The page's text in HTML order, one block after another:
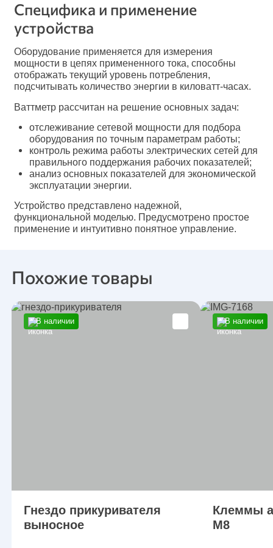
Специфика и применение
устройства
Оборудование применяется для измерения
мощности в цепях примененного тока, способны
отображать текущий уровень потребления,
подсчитывать количество энергии в киловатт-часах.
Ваттметр рассчитан на решение основных задач:
отслеживание сетевой мощности для подбора
оборудования по точным параметрам работы;
контроль режима работы электрических сетей для
правильного поддержания рабочих показателей;
анализ основных показателей для экономической
эксплуатации энергии.
Устройство представлено надежной,
функциональной моделью. Предусмотрено простое
применение и интуитивно понятное управление.
Похожие товары
В наличии
Гнездо прикуривателя
выносное
В наличии
Клеммы
М8